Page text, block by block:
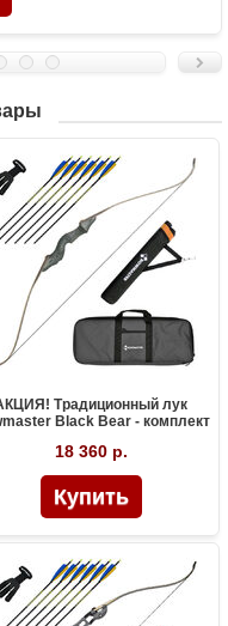
Традиционный лук
Black Bear - комплект
18 360 р.